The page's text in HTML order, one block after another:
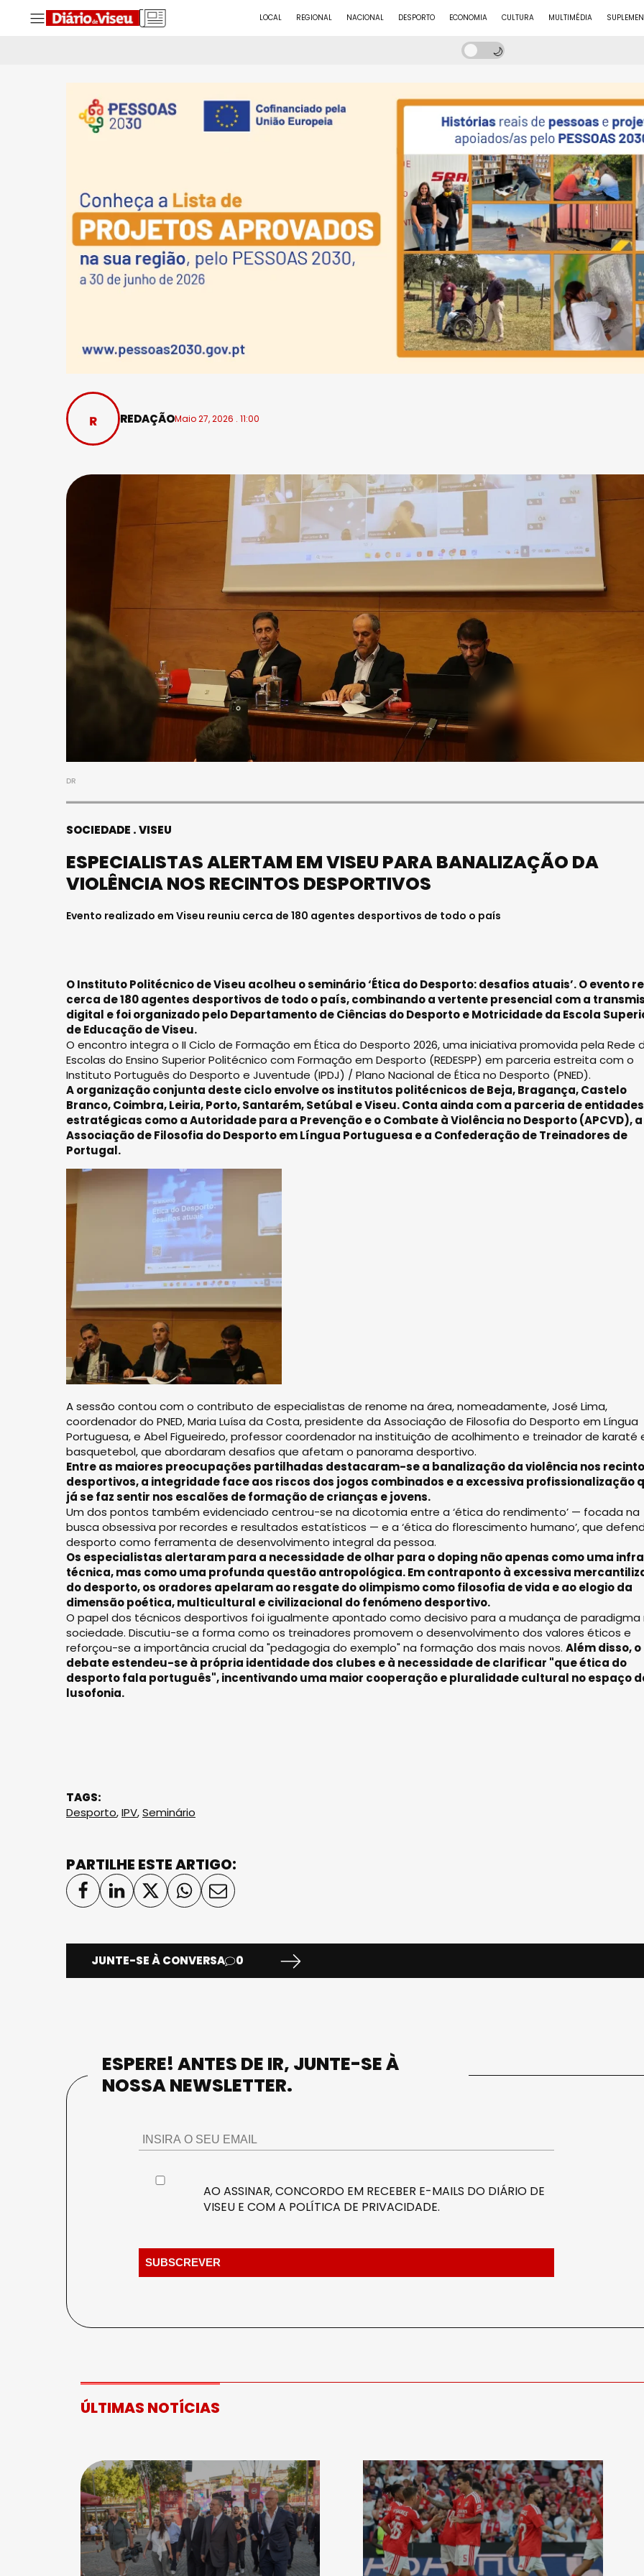
LOCAL REGIONAL NACIONAL DESPORTO ECONOMIA CULTURA MULTIMÉDIA
REDAÇÃOMaio 27, 2026 . 11:00
DR
SOCIEDADE VISEU
ESPECIALISTAS ALERTAM EM VISEU PARA BANALIZAÇÃO DA
VIOLÊNCIA NOS RECINTOS DESPORTIVOS
Evento realizado em Viseu reuniu cerca de 180 agentes desportivos de todo o país
O Instituto Politécnico de Viseu acolheu o seminário ‘Ética do Desporto: desafios atuais’. O evento
cerca de 180 agentes desportivos de todo o país, combinando a vertente presencial com a
digital e foi organizado pelo Departamento de Ciências do Desporto e Motricidade da Escola
de Educação de Viseu.
O encontro integra o II Ciclo de Formação em Ética do Desporto 2026, uma iniciativa promovida pela Rede
Escolas do Ensino Superior Politécnico com Formação em Desporto (REDESPP) em parceria estreita com o
Instituto Português do Desporto e Juventude (IPDJ) / Plano Nacional de Ética no Desporto (PNED).
A organização conjunta deste ciclo envolve os institutos politécnicos de Beja, Bragança, Castelo
Branco, Coimbra, Leiria, Porto, Santarém, Setúbal e Viseu. Conta ainda com a parceria de entidades
estratégicas como a Autoridade para a Prevenção e o Combate à Violência no Desporto (APCVD), a
Associação de Filosofia do Desporto em Língua Portuguesa e a Confederação de Treinadores de
Portugal.
A sessão contou com o contributo de especialistas de renome na área, nomeadamente, José Lima,
coordenador do PNED, Maria Luísa da Costa, presidente da Associação de Filosofia do Desporto em Língua
Portuguesa, e Abel Figueiredo, professor coordenador na instituição de acolhimento e treinador de karaté
basquetebol, que abordaram desafios que afetam o panorama desportivo.
Entre as maiores preocupações partilhadas destacaram-se a banalização da violência nos
desportivos, a integridade face aos riscos dos jogos combinados e a excessiva profissionalização
já se faz sentir nos escalões de formação de crianças e jovens.
Um dos pontos também evidenciado centrou-se na dicotomia entre a ‘ética do rendimento’ — focada na
busca obsessiva por recordes e resultados estatísticos — e a ‘ética do florescimento humano’, que
desporto como ferramenta de desenvolvimento integral da pessoa.
Os especialistas alertaram para a necessidade de olhar para o doping não apenas como uma
técnica, mas como uma profunda questão antropológica. Em contraponto à excessiva
do desporto, os oradores apelaram ao resgate do olimpismo como filosofia de vida e ao elogio da
dimensão poética, multicultural e civilizacional do fenómeno desportivo.
O papel dos técnicos desportivos foi igualmente apontado como decisivo para a mudança de paradigma
sociedade. Discutiu-se a forma como os treinadores promovem o desenvolvimento dos valores éticos e
reforçou-se a importância crucial da "pedagogia do exemplo" na formação dos mais novos. Além disso, o
debate estendeu-se à própria identidade dos clubes e à necessidade de clarificar "que ética do
desporto fala português", incentivando uma maior cooperação e pluralidade cultural no espaço
lusofonia.
TAGS:
Desporto,IPV,Seminário
PARTILHE ESTE ARTIGO:
JUNTE-SE À CONVERSA 0
ESPERE! ANTES DE IR, JUNTE-SE À
NOSSA NEWSLETTER.
AO ASSINAR, CONCORDO EM RECEBER E-MAILS DO DIÁRIO DE
VISEU E COM A POLÍTICA DE PRIVACIDADE.
SOCIEDADE
FALECEU PAULA ALMEIDA,
JOVEM ENFERMEIRA NO
HOSPITAL DE VISEU
FUNERAL DA MÉDICA
VISEENSE RITA REBELO
REALIZA-SE NA SEXTA-
ÚLTIMAS NOTÍCIAS